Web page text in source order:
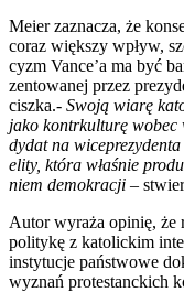
Meier zazna­cza, że
coraz więk­szy wpływ,
cyzm Vance’a ma być
zen­to­wa­nej przez
cisz­ka.- Swo­ją wia­rę
jako kontr­kul­tu­rę
dy­dat na
eli­ty, któ­ra wła­śnie
niem demo­kra­cji –
Autor wyra­ża opi­nię, że
poli­ty­kę z kato­lic­kim
insty­tu­cje pań­stwo­we
wyznań pro­te­stanc­kich